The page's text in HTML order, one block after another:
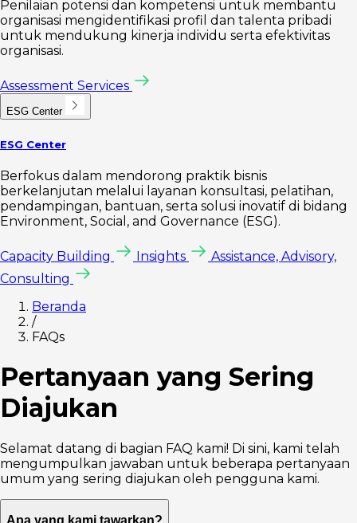
Penilaian potensi dan kompetensi untuk membantu
organisasi mengidentifikasi profil dan talenta pribadi
untuk mendukung kinerja individu serta efektivitas
organisasi.
Assessment Services
ESG Center
ESG Center
Berfokus dalam mendorong praktik bisnis
berkelanjutan melalui layanan konsultasi, pelatihan,
pendampingan, bantuan, serta solusi inovatif di bidang
Environment, Social, and Governance (ESG).
Capacity Building Insights
Assistance, Advisory,
Consulting
Beranda
/
FAQs
Pertanyaan yang Sering
Diajukan
Selamat datang di bagian FAQ kami! Di sini, kami telah
mengumpulkan jawaban untuk beberapa pertanyaan
umum yang sering diajukan oleh pengguna kami.